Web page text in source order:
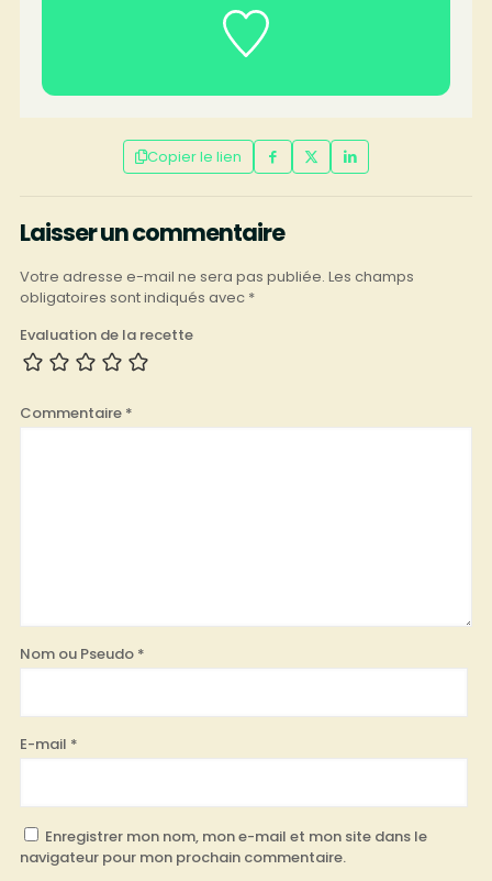
Copier le lien
Laisser un commentaire
Votre adresse e-mail ne sera pas publiée. Les champs
obligatoires sont indiqués avec *
Evaluation de la recette
Commentaire *
Nom ou Pseudo *
E-mail *
Enregistrer mon nom, mon e-mail et mon site dans le
navigateur pour mon prochain commentaire.